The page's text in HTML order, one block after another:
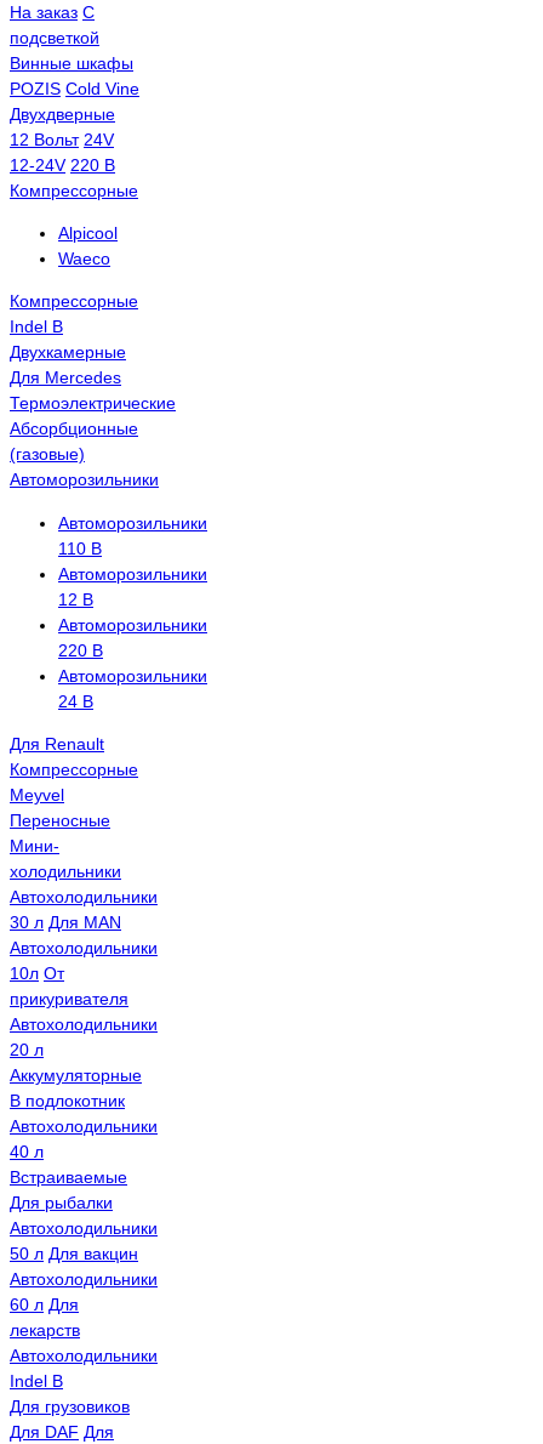
На заказ С
подсветкой
Винные шкафы
POZIS Сold Vine
Двухдверные
12 Вольт 24V
12-24V 220 В
Компрессорные
Alpicool
Waeco
Компрессорные
Indel B
Двухкамерные
Для Mercedes
Термоэлектрические
Абсорбционные
(газовые)
Автоморозильники
Автоморозильники
110 В
Автоморозильники
12 В
Автоморозильники
220 В
Автоморозильники
24 В
Для Renault
Компрессорные
Meyvel
Переносные
Мини-
холодильники
Автохолодильники
30 л Для MAN
Автохолодильники
10л От
прикуривателя
Автохолодильники
20 л
Аккумуляторные
В подлокотник
Автохолодильники
40 л
Встраиваемые
Для рыбалки
Автохолодильники
50 л Для вакцин
Автохолодильники
60 л Для
лекарств
Автохолодильники
Indel B
Для грузовиков
Для DAF Для